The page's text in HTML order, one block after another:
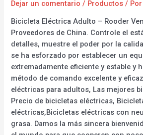
Dejar un comentario / Productos / Por
Bicicleta Eléctrica Adulto – Rooder
Proveedores de China. Controle el
detalles, muestre el poder por la
se ha esforzado por establecer un
extremadamente eficiente y estable y
método de comando excelente y
eléctricas para adultos, Las mejores
Precio de bicicletas eléctricas,
eléctricas,Bicicletas eléctricas con
grasa. Damos la más sincera